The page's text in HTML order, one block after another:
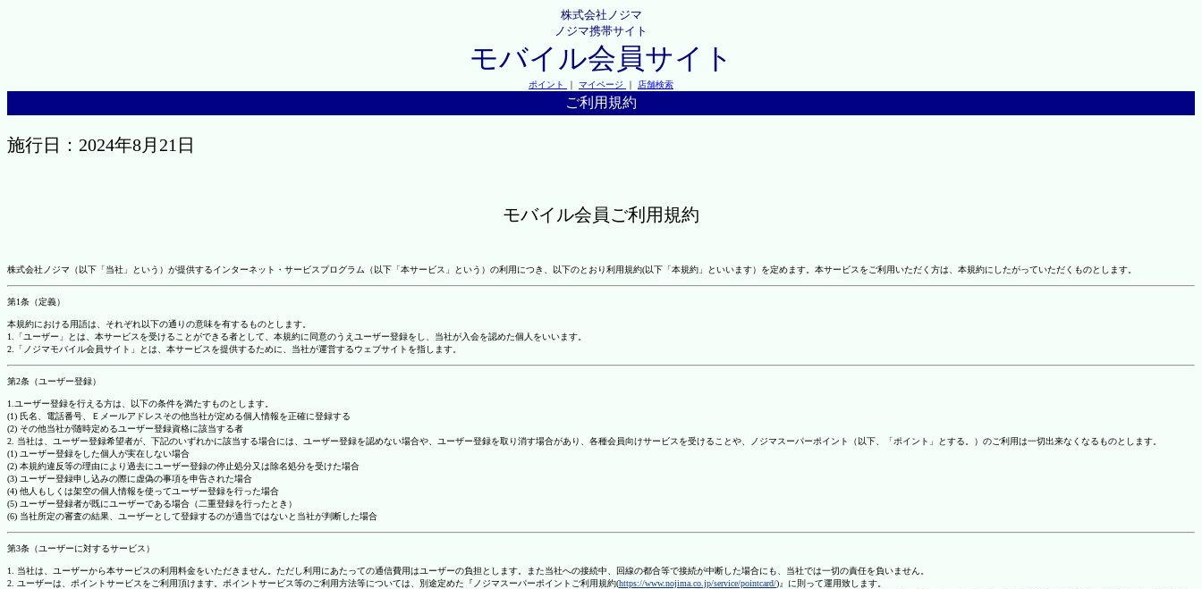
株式会社ノジマ
ノジマ携帯サイト
モバイル会員サイト
ポイント ｜ マイページ ｜ 店舗検索
ご利用規約
施行日：2024年8月21日
モバイル会員ご利用規約
株式会社ノジマ（以下「当社」という）が提供するインターネット・サービスプログラム（以下「本サービス」という）の利用につき、以下のとおり利用規約(以下「本規約」といいます）を定めます。本サービスをご利用いただく方は、本規約にしたがっていただくものとします。
第1条（定義）
本規約における用語は、それぞれ以下の通りの意味を有するものとします。
1.「ユーザー」とは、本サービスを受けることができる者として、本規約に同意のうえユーザー登録をし、当社が入会を認めた個人をいいます。
2.「ノジマモバイル会員サイト」とは、本サービスを提供するために、当社が運営するウェブサイトを指します。
第2条（ユーザー登録）
1.ユーザー登録を行える方は、以下の条件を満たすものとします。
(1) 氏名、電話番号、Ｅメールアドレスその他当社が定める個人情報を正確に登録する
(2) その他当社が随時定めるユーザー登録資格に該当する者
2. 当社は、ユーザー登録希望者が、下記のいずれかに該当する場合には、ユーザー登録を認めない場合や、ユーザー登録を取り消す場合があり、各種会員向けサービスを受けることや、ノジマスーパーポイント（以下、「ポイント」とする。）のご利用は一切出来なくなるものとします。
(1) ユーザー登録をした個人が実在しない場合
(2) 本規約違反等の理由により過去にユーザー登録の停止処分又は除名処分を受けた場合
(3) ユーザー登録申し込みの際に虚偽の事項を申告された場合
(4) 他人もしくは架空の個人情報を使ってユーザー登録を行った場合
(5) ユーザー登録者が既にユーザーである場合（二重登録を行ったとき）
(6) 当社所定の審査の結果、ユーザーとして登録するのが適当ではないと当社が判断した場合
第3条（ユーザーに対するサービス）
1. 当社は、ユーザーから本サービスの利用料金をいただきません。ただし利用にあたっての通信費用はユーザーの負担とします。また当社への接続中、回線の都合等で接続が中断した場合にも、当社では一切の責任を負いません。
2. ユーザーは、ポイントサービスをご利用頂けます。ポイントサービス等のご利用方法等については、別途定めた『ノジマスーパーポイントご利用規約(https://www.nojima.co.jp/service/pointcard/)』に則って運用致します。